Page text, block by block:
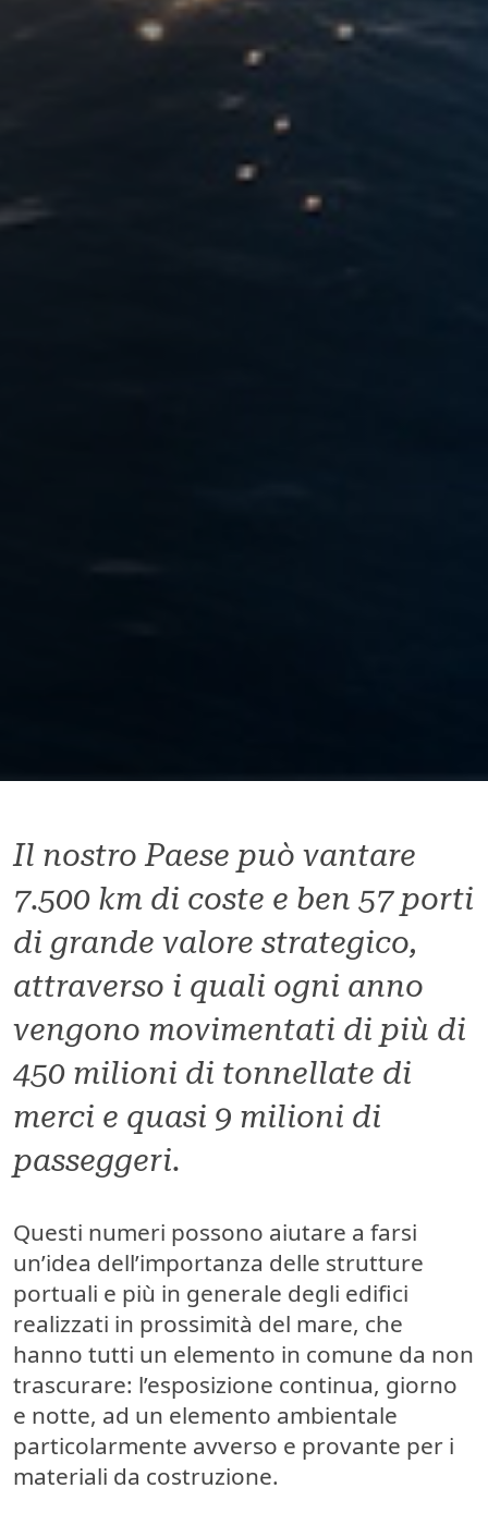
Il nostro Paese può vantare
7.500 km di coste e ben 57 porti
di grande valore strategico,
attraverso i quali ogni anno
vengono movimentati di più di
450 milioni di tonnellate di
merci e quasi 9 milioni di
passeggeri.
Questi numeri possono aiutare a farsi
un’idea dell’importanza delle strutture
portuali e più in generale degli edifici
realizzati in prossimità del mare, che
hanno tutti un elemento in comune da non
trascurare: l’esposizione continua, giorno
e notte, ad un elemento ambientale
particolarmente avverso e provante per i
materiali da costruzione.